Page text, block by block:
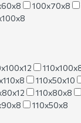
100х70х8
110х50х10
110х80х8
110х50х8